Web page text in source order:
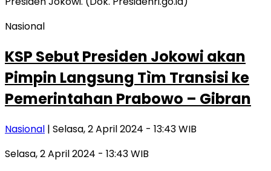
Nasional
KSP Sebut Presiden Jokowi akan
Pimpin Langsung Tìm Transisi ke
Pemerintahan Prabowo – Gibran
Nasional | Selasa, 2 April 2024 - 13:43 WIB
Selasa, 2 April 2024 - 13:43 WIB